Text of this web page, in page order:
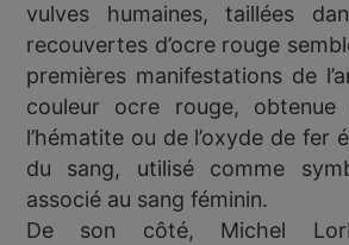
vulves humaines, taillées
recouvertes d’ocre rouge
premières manifestations de
couleur ocre rouge,
l’hématite ou de l’oxyde de fer
du sang, utilisé comme
associé au sang féminin.
De son côté, Michel